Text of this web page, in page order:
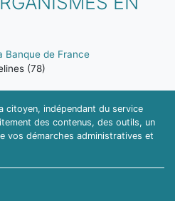
Banque de France
(78)
citoyen, indépendant du service
des contenus, des outils, un
vos démarches administratives et